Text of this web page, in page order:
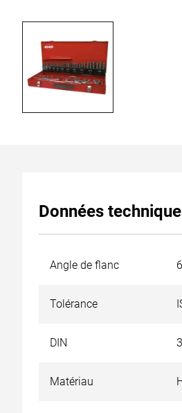
Données
Angle de flanc
Tolérance
DIN
Matériau